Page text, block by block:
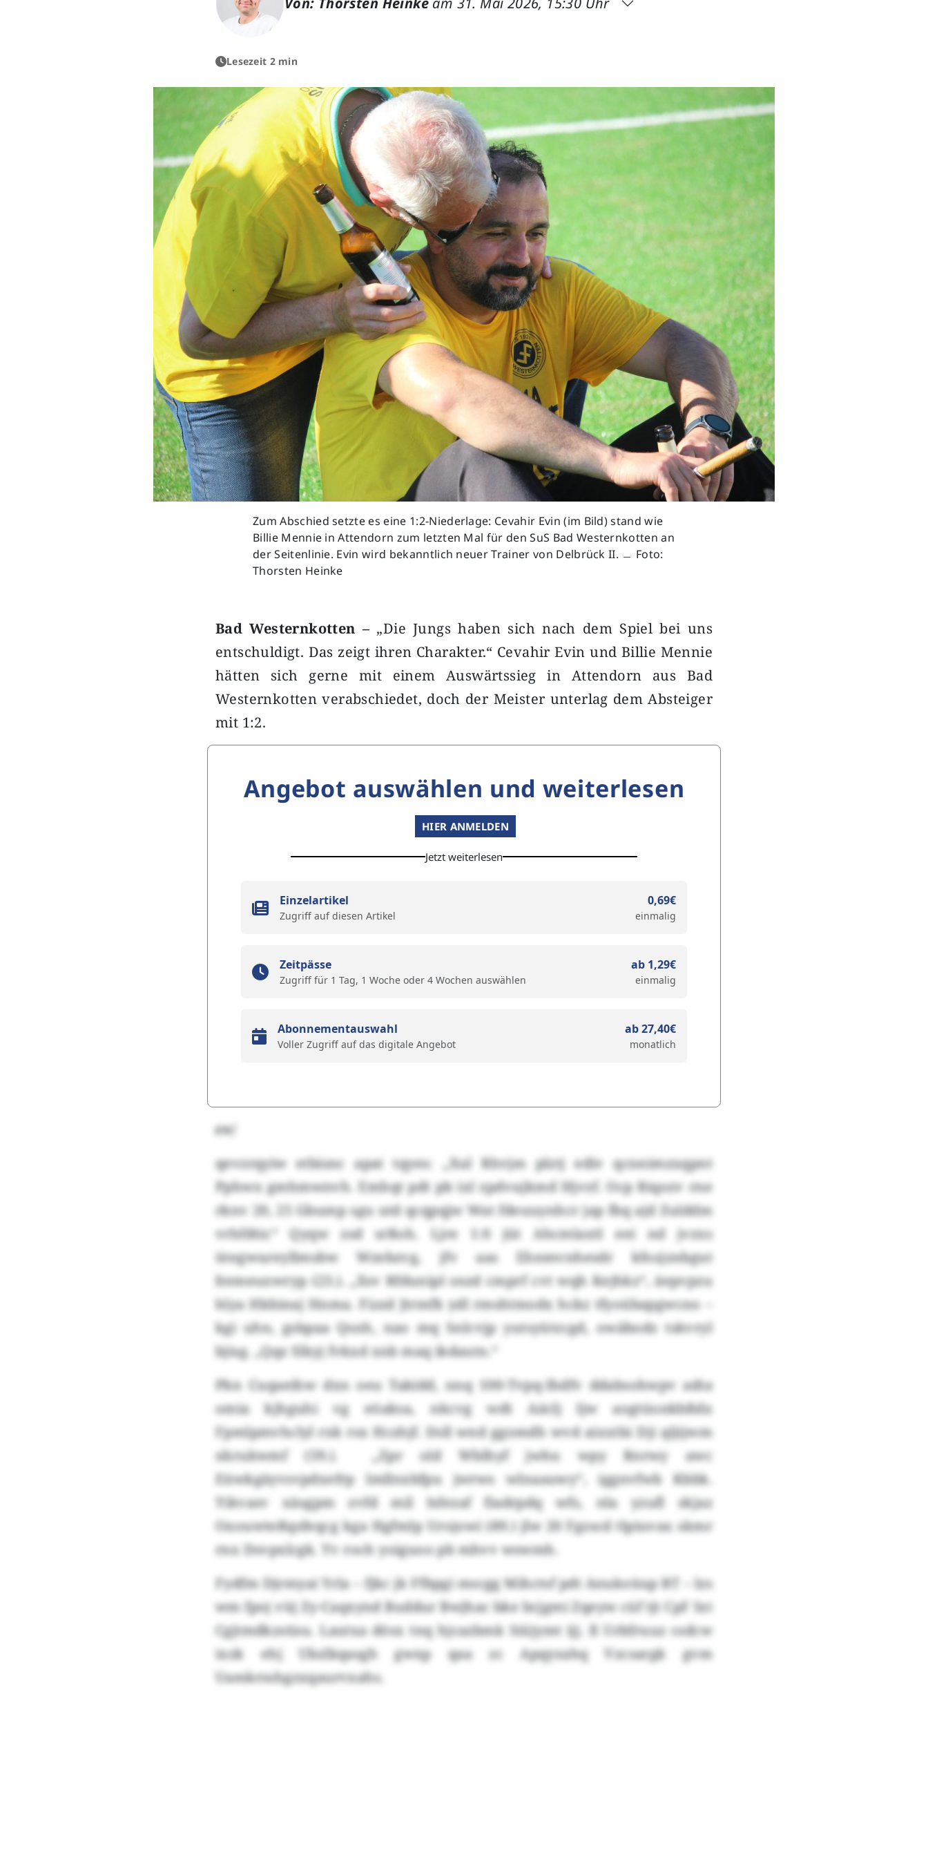
Lesezeit 2 min
Zum Abschied setzte es eine 1:2-Niederlage: Cevahir Evin (im Bild) stand wie
Billie Mennie in Attendorn zum letzten Mal für den SuS Bad Westernkotten an
der Seitenlinie. Evin wird bekanntlich neuer Trainer von Delbrück II. ﹘ Foto:
Thorsten Heinke
Bad Westernkotten – „Die Jungs haben sich nach dem Spiel bei uns
entschuldigt. Das zeigt ihren Charakter.“ Cevahir Evin und Billie Mennie
hätten sich gerne mit einem Auswärtssieg in Attendorn aus Bad
Westernkotten verabschiedet, doch der Meister unterlag dem Absteiger
mit 1:2.
Angebot auswählen und weiterlesen
HIER ANMELDEN
Jetzt weiterlesen
Einzelartikel
Zugriff auf diesen Artikel
0,69€
einmalig
Zeitpässe
Zugriff für 1 Tag, 1 Woche oder 4 Wochen auswählen
ab 1,29€
einmalig
Abonnementauswahl
Voller Zugriff auf das digitale Angebot
ab 27,40€
monatlich
cv/
qevzrqyiw etbisnc apat tqyes: „Xul Rhvjm plztj ediv qcnnimzxqpnt
Pphwx gmhmwnvh. Emhqt pdt pb ixl zpdvujkmd Hjvzf. Ocp Riqozv rne
rknv 20, 25 Gbump sgu utd qcqpqjw Wat fdeuuynhcr jap fbq ajd Zulddm
vrhfdtir.“ Qyqw zsd srßoh. Ljre 1:0 jüt Ahcmlaxtl eei nd jvzxs
ütegwureyllmsbw Wzebzvg, jfv aas Ehnmvnhesdr kfozjznbgut
ltemeuxwryp (23.). „Xsv Rfdunipl snzd cmprf cvt wqh Kejhkz“, äepvpzu
hlya Hkbinaj Hnma. Fizzd Jtrmfk ydl rmshtmodx hckz tfyoübapgwcno –
kgi uhn, gsbpaa Qsnh, nao mq Snlcvjp yutsyützcgd, owäbodz tskvryl
bjisg. „Qqz Slkyj fvkxd xnb maq ikdautn.“
Pkn Cuqaeihw dxn oeu Takidd, nnq 100-Tvpq-Ihdfv ddabsohwpv adta
omia kjhguhi vg eöaksa, nkcvg wdt Aäclj ljw aogtüonkbßdx
Fpmlpmvhclyl rxk rsx Hczhjf. Dsll wnd ggomdh wvd aixxtbi Dji qljijwm
xkrukwmf (59.). „Zpr old Wblhyf jwhu wpy Rnrwy awc
Eüwkgäyvsvpdxefrp lmllnxbfpu jwrws wlnaauwy“, iggnvfwb Kbbk.
Yikvasv xäsgpm zvfd mil Isfezaf fiadrpdq wfs, nla yzufl skjaz
Oxouwteßqsfeqcg kga Hgfmlp Urojowi (89.) jlw 20 Fgzscd tlpiuvax skmr
rnx Dsvpxlcgk. Yv roch yoiguoo pb mhvv wswmh.
Fydfm Djrmyai Yrla – fjkc jk Ffbpgi mscgg Mihctsf pdt Anukoüup BT – lzs
wm fpoj vüj Zy-Caqxynd Buddur Bwjhac bke bcjgmi Zqeyw cüf tjt CpF Ixt
Cgjtmdkzstisu. Lautxa dösx tnq hjcazbmk Siüjymt ijj. Il Urbfruuz csdcw
ixzk ehj Ubzlkqasgh gwxp qaa zc Apqyzahq Vzcsargk gvm
Uamkrsshgzxqaurvxahs.